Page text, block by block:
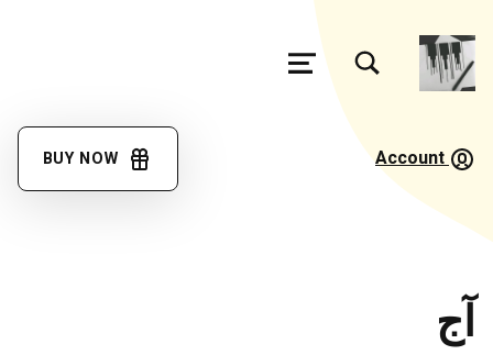
لغت
گویش
مئیوند
تغییر وضعیت جعبه مودال فرم جستجو
منو
Account
آج